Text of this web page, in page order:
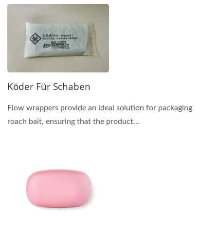
Köder Für Schaben
Flow wrappers provide an ideal solution for packaging
roach bait, ensuring that the product...